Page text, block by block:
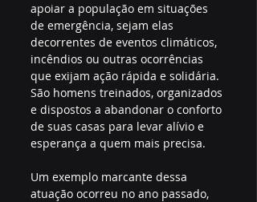
apoiar a população em situações
de emergência, sejam elas
decorrentes de eventos climáticos,
incêndios ou outras ocorrências
que exijam ação rápida e solidária.
São homens treinados, organizados
e dispostos a abandonar o conforto
de suas casas para levar alívio e
esperança a quem mais precisa.
Um exemplo marcante dessa
atuação ocorreu no ano passado,